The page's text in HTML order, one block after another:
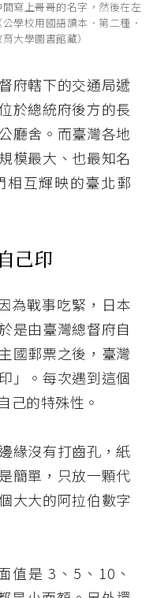
寫上哥哥的名字，然後在左
學校用國語讀本．第二種．
大學圖書館藏）
府轄下的交通局遞
於總統府後方的長
廳舍。而臺灣各地
模最大、也最知名
相互輝映的臺北郵
己印
為戰事吃緊，日本
是由臺灣總督府自
國郵票之後，臺灣
」。每次遇到這個
己的特殊性。
緣沒有打齒孔，紙
簡單，只放一顆代
大大的阿拉伯數字
值是 3、5、10、